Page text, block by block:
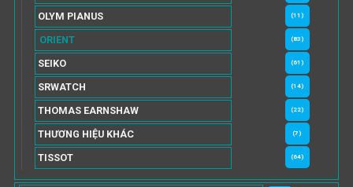
OLYM PIANUS (11)
ORIENT (83)
SEIKO (61)
SRWATCH (14)
THOMAS EARNSHAW (22)
THƯƠNG HIỆU KHÁC (7)
TISSOT (64)